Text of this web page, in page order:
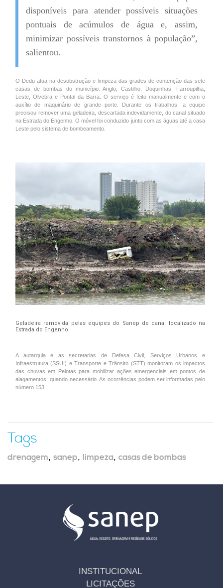
disponíveis para atender possíveis situações
pontuais de acúmulos de água e, assim,
minimizar possíveis transtornos à população”,
salientou.
O Dedu atua na desobstrução e limpeza das grades de contenção das sete
casas de bombas do município: Anglo, Castilho, Doquinhas, Farroupilha,
Leste, Olvebra e Pontal da Barra. O serviço é feito manualmente e com o
auxílio de maquinário de grande porte. Durante os trabalhos, a equipe
precisou remover uma geladeira, descartada indevidamente, do canal situado
na Estrada do Engenho. O móvel foi conduzido junto com as águas até a casa
Leste pelo sistema de bombeamento.
Geladeira removida pelas equipes do Sanep de canal localizado na
Estrada do Engenho.
A autarquia e as secretarias de Defesa Civil, Serviços Urbanos e
Infraestrutura (SSUI) e Transporte e Trânsito (STT) monitoram os impactos
das chuvas em Pelotas para mobilizar ações emergenciais em pontos de
alagamentos, quando necessário. As ocorrências podem ser informadas pelo
número 153.
Tags
drenagem, sanep, limpeza, casas de bombas
INSTITUCIONAL
LICITAÇÕES